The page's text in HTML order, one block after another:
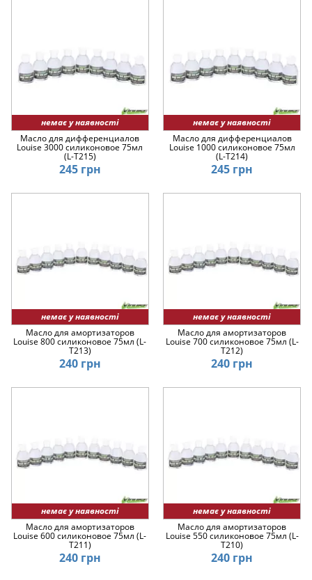
немає у наявності
Масло для дифференциалов
Louise 3000 силиконовое 75мл
(L-T215)
245 грн
немає у наявності
Масло для дифференциалов
Louise 1000 силиконовое 75мл
(L-T214)
245 грн
немає у наявності
Масло для амортизаторов
Louise 800 силиконовое 75мл (L-
T213)
240 грн
немає у наявності
Масло для амортизаторов
Louise 700 силиконовое 75мл (L-
T212)
240 грн
немає у наявності
Масло для амортизаторов
Louise 600 силиконовое 75мл (L-
T211)
240 грн
немає у наявності
Масло для амортизаторов
Louise 550 силиконовое 75мл (L-
T210)
240 грн